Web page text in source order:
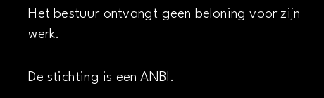
Het bestuur ontvangt geen beloning voor zijn
werk.
De stichting is een ANBI.